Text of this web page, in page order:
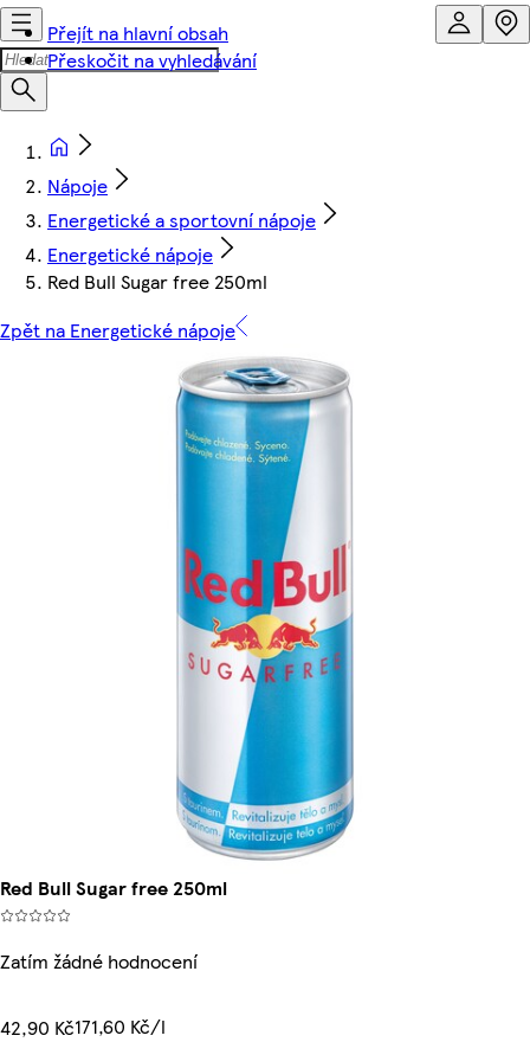
Přejít na hlavní obsah
Přeskočit na vyhledávání
Nápoje
Energetické a sportovní nápoje
Energetické nápoje
Red Bull Sugar free 250ml
Zpět na Energetické nápoje
Red Bull Sugar free 250ml
Zatím žádné hodnocení
42,90 Kč171,60 Kč/l